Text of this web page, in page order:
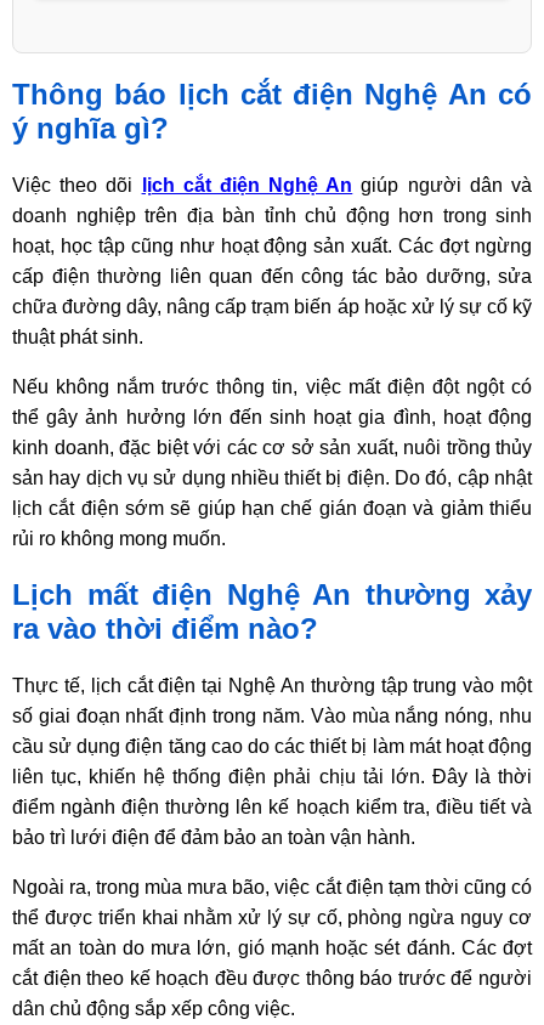
Thông báo lịch cắt điện Nghệ An có
ý nghĩa gì?
Việc theo dõi lịch cắt điện Nghệ An giúp người dân và
doanh nghiệp trên địa bàn tỉnh chủ động hơn trong sinh
hoạt, học tập cũng như hoạt động sản xuất. Các đợt ngừng
cấp điện thường liên quan đến công tác bảo dưỡng, sửa
chữa đường dây, nâng cấp trạm biến áp hoặc xử lý sự cố kỹ
thuật phát sinh.
Nếu không nắm trước thông tin, việc mất điện đột ngột có
thể gây ảnh hưởng lớn đến sinh hoạt gia đình, hoạt động
kinh doanh, đặc biệt với các cơ sở sản xuất, nuôi trồng thủy
sản hay dịch vụ sử dụng nhiều thiết bị điện. Do đó, cập nhật
lịch cắt điện sớm sẽ giúp hạn chế gián đoạn và giảm thiểu
rủi ro không mong muốn.
Lịch mất điện Nghệ An thường xảy
ra vào thời điểm nào?
Thực tế, lịch cắt điện tại Nghệ An thường tập trung vào một
số giai đoạn nhất định trong năm. Vào mùa nắng nóng, nhu
cầu sử dụng điện tăng cao do các thiết bị làm mát hoạt động
liên tục, khiến hệ thống điện phải chịu tải lớn. Đây là thời
điểm ngành điện thường lên kế hoạch kiểm tra, điều tiết và
bảo trì lưới điện để đảm bảo an toàn vận hành.
Ngoài ra, trong mùa mưa bão, việc cắt điện tạm thời cũng có
thể được triển khai nhằm xử lý sự cố, phòng ngừa nguy cơ
mất an toàn do mưa lớn, gió mạnh hoặc sét đánh. Các đợt
cắt điện theo kế hoạch đều được thông báo trước để người
dân chủ động sắp xếp công việc.